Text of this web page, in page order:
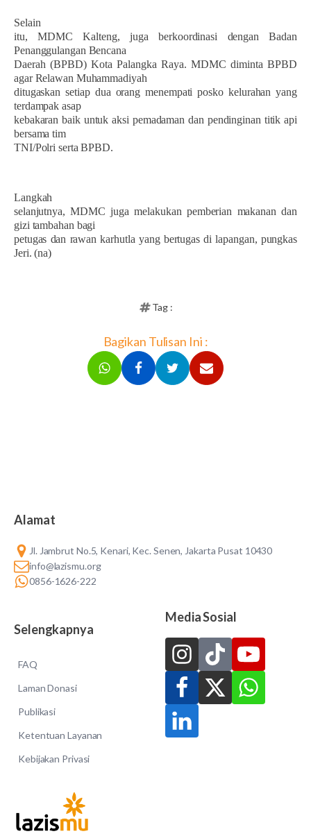
Selain
itu, MDMC Kalteng, juga berkoordinasi dengan Badan
Penanggulangan Bencana
Daerah (BPBD) Kota Palangka Raya. MDMC diminta BPBD
agar Relawan Muhammadiyah
ditugaskan setiap dua orang menempati posko kelurahan yang
terdampak asap
kebakaran baik untuk aksi pemadaman dan pendinginan titik api
bersama tim
TNI/Polri serta BPBD.
Langkah
selanjutnya, MDMC juga melakukan pemberian makanan dan
gizi tambahan bagi
petugas dan rawan karhutla yang bertugas di lapangan, pungkas
Jeri. (na)
Tag :
Bagikan Tulisan Ini :
Alamat
Jl. Jambrut No.5, Kenari, Kec. Senen, Jakarta Pusat 10430
info@lazismu.org
0856-1626-222
Selengkapnya
FAQ
Laman Donasi
Publikasi
Ketentuan Layanan
Kebijakan Privasi
Media Sosial